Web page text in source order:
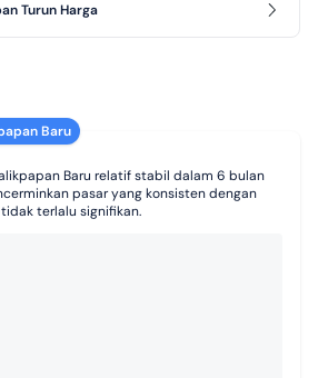
Turun Harga
Baru
Baru relatif stabil dalam 6 bulan
pasar yang konsisten dengan
terlalu signifikan.